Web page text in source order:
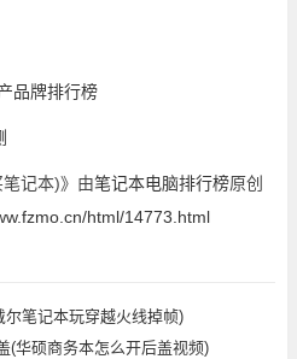
品牌排行榜
笔记本)》由笔记本电脑排行榜原创
html/14773.html
笔记本玩穿越火线掉帧)
(华硕商务本怎么开后盖视频)